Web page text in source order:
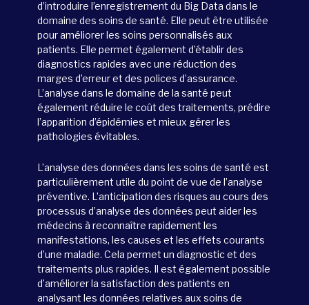
d’introduire l’enregistrement du Big Data dans le
domaine des soins de santé. Elle peut être utilisée
pour améliorer les soins personnalisés aux
patients. Elle permet également d’établir des
diagnostics rapides avec une réduction des
marges d’erreur et des polices d’assurance.
L’analyse dans le domaine de la santé peut
également réduire le coût des traitements, prédire
l’apparition d’épidémies et mieux gérer les
pathologies évitables.
L’analyse des données dans les soins de santé est
particulièrement utile du point de vue de l’analyse
préventive. L’anticipation des risques au cours des
processus d’analyse des données peut aider les
médecins à reconnaître rapidement les
manifestations, les causes et les effets courants
d’une maladie. Cela permet un diagnostic et des
traitements plus rapides. Il est également possible
d’améliorer la satisfaction des patients en
analysant les données relatives aux soins de